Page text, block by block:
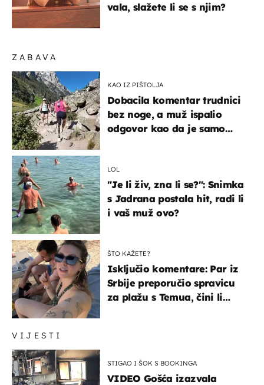
VIJESTI
STIGAO I ŠOK S BOOKINGA
VIDEO Gošća izazvala
ZABAVA
KAO IZ PIŠTOLJA
Dobacila komentar trudnici
bez noge, a muž ispalio
odgovor kao da je samo
LOL
"Je li živ, zna li se?": Snimka
s Jadrana postala hit, radi li
i vaš muž ovo?
ŠTO KAŽETE?
Isključio komentare: Par iz
Srbije preporučio spravicu
za plažu s Temua, čini li
vala, slažete li se s njim?